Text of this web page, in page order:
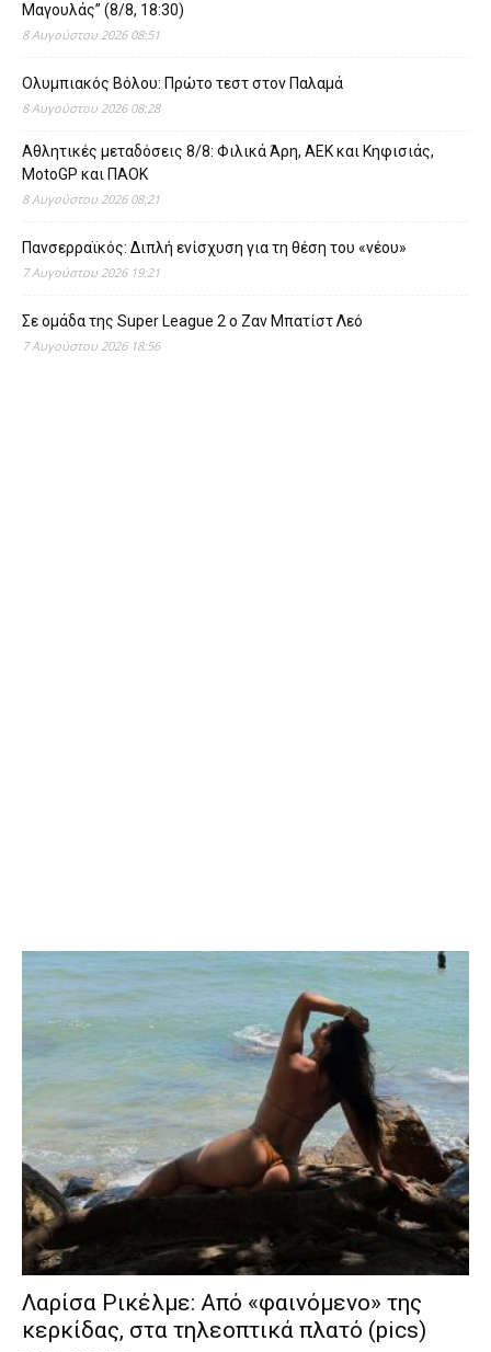
Μαγουλάς” (8/8, 18:30)
8 Αυγούστου 2026 08:51
Ολυμπιακός Βόλου: Πρώτο τεστ στον Παλαμά
8 Αυγούστου 2026 08:28
Αθλητικές μεταδόσεις 8/8: Φιλικά Άρη, ΑΕΚ και Κηφισιάς,
MotoGP και ΠΑΟΚ
8 Αυγούστου 2026 08:21
Πανσερραϊκός: Διπλή ενίσχυση για τη θέση του «νέου»
7 Αυγούστου 2026 19:21
Σε ομάδα της Super League 2 o Ζαν Μπατίστ Λεό
7 Αυγούστου 2026 18:56
Λαρίσα Ρικέλμε: Από «φαινόμενο» της
κερκίδας, στα τηλεοπτικά πλατό (pics)